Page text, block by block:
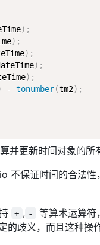
) ;
) ;
) ;
) ;
) ;
- tonumber(tm2) ;
并更新时间对象的所
不保证时间的合法
+ , -
等算术运算符
的歧义，而且这种